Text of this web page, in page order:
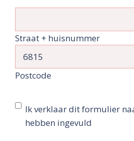
Straat + huisnummer
Postcode
Ik
verklaar
Ik verklaar dit formulier
hebben ingevuld